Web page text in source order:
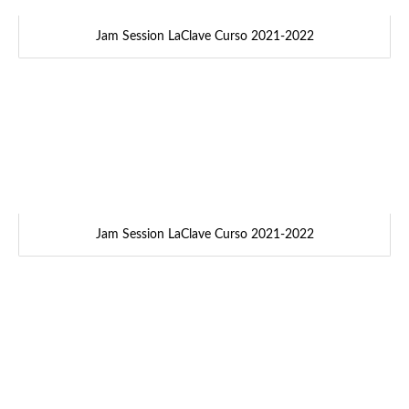
Jam Session LaClave Curso 2021-2022
Jam Session LaClave Curso 2021-2022